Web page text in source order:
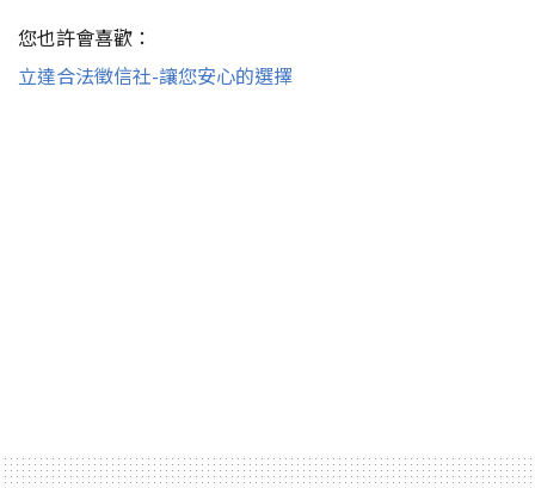
您也許會喜歡：
立達合法徵信社-讓您安心的選擇